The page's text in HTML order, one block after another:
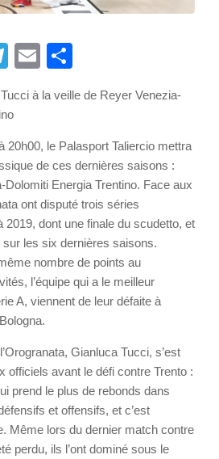
Telegram
Email
à la veille de Reyer Venezia-
20h00, le Palasport Taliercio mettra
de ces dernières saisons :
Energia Trentino. Face aux
ont disputé trois séries
2019, dont une finale du scudetto, et
les six dernières saisons.
nombre de points au
l’équipe qui a le meilleur
A, viennent de leur défaite à
Gianluca Tucci, s’est
officiels avant le défi contre Trento :
prend le plus de rebonds dans
et offensifs, et c’est
Même lors du dernier match contre
perdu, ils l’ont dominé sous le